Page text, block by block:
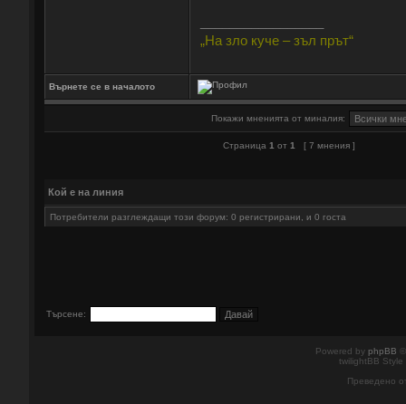
„На зло куче – зъл прът“
Върнете се в началото
Покажи мненията от миналия:
Страница 1 от 1 [ 7 мнения ]
Кой е на линия
Потребители разглеждащи този форум: 0 регистрирани, и 0 госта
Търсене:
Powered by phpBB
twilightBB
Преведено